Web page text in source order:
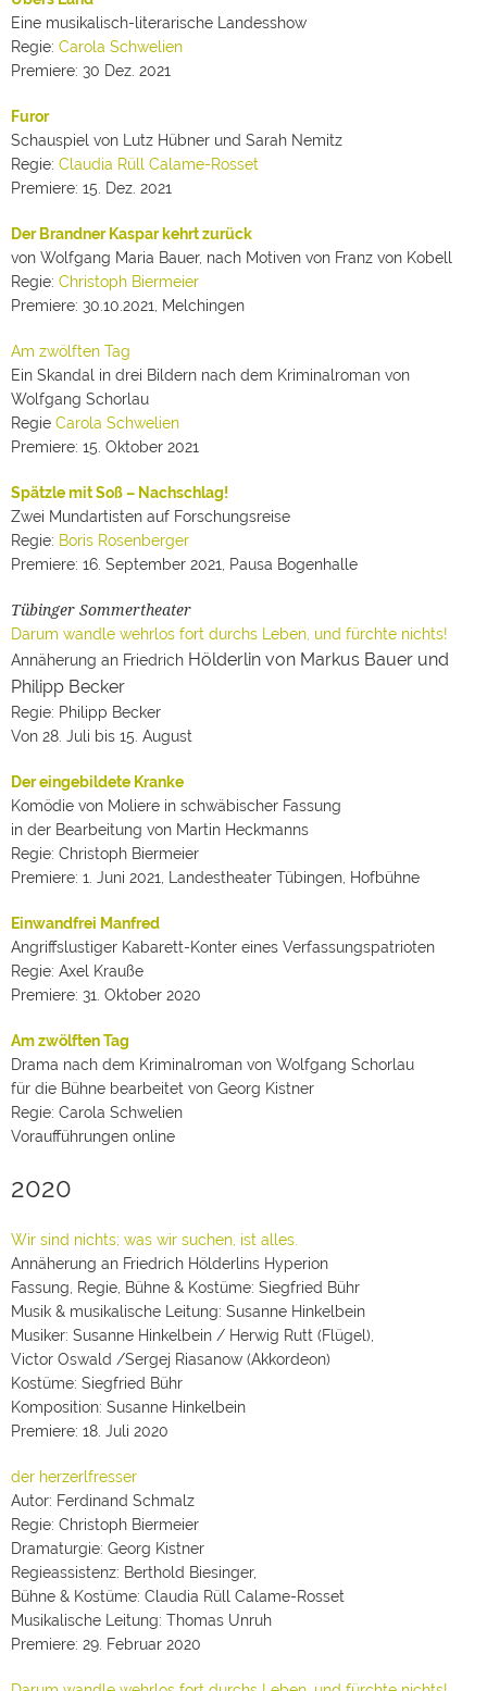
Eine musikalisch-literarische Landesshow
Regie: Carola Schwelien
Premiere: 30 Dez. 2021
Furor
Schauspiel von Lutz Hübner und Sarah Nemitz
Regie: Claudia Rüll Calame-Rosset
Premiere: 15. Dez. 2021
Der Brandner Kaspar kehrt zurück
von Wolfgang Maria Bauer, nach Motiven von Franz von Kobell
Regie: Christoph Biermeier
Premiere: 30.10.2021, Melchingen
Am zwölften Tag
Ein Skandal in drei Bildern nach dem Kriminalroman von
Wolfgang Schorlau
Regie Carola Schwelien
Premiere: 15. Oktober 2021
Spätzle mit Soß – Nachschlag!
Zwei Mundartisten auf Forschungsreise
Regie: Boris Rosenberger
Premiere: 16. September 2021, Pausa Bogenhalle
Tübinger Sommertheater
Darum wandle wehrlos fort durchs Leben, und fürchte nichts!
Annäherung an Friedrich Hölderlin von Markus Bauer und
Philipp Becker
Regie: Philipp Becker
Von 28. Juli bis 15. August
Der eingebildete Kranke
Komödie von Moliere in schwäbischer Fassung
in der Bearbeitung von Martin Heckmanns
Regie: Christoph Biermeier
Premiere: 1. Juni 2021, Landestheater Tübingen, Hofbühne
Einwandfrei Manfred
Angriffslustiger Kabarett-Konter eines Verfassungspatrioten
Regie: Axel Krauße
Premiere: 31. Oktober 2020
Am zwölften Tag
Drama nach dem Kriminalroman von Wolfgang Schorlau
für die Bühne bearbeitet von Georg Kistner
Regie: Carola Schwelien
Voraufführungen online
2020
Wir sind nichts; was wir suchen, ist alles.
Annäherung an Friedrich Hölderlins Hyperion
Fassung, Regie, Bühne & Kostüme: Siegfried Bühr
Musik & musikalische Leitung: Susanne Hinkelbein
Musiker: Susanne Hinkelbein / Herwig Rutt (Flügel),
Victor Oswald /Sergej Riasanow (Akkordeon)
Kostüme: Siegfried Bühr
Komposition: Susanne Hinkelbein
Premiere: 18. Juli 2020
der herzerlfresser
Autor: Ferdinand Schmalz
Regie: Christoph Biermeier
Dramaturgie: Georg Kistner
Regieassistenz: Berthold Biesinger,
Bühne & Kostüme: Claudia Rüll Calame-Rosset
Musikalische Leitung: Thomas Unruh
Premiere: 29. Februar 2020